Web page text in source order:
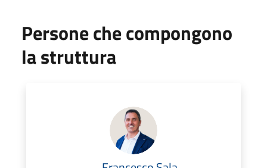
Persone che compongono
la struttura